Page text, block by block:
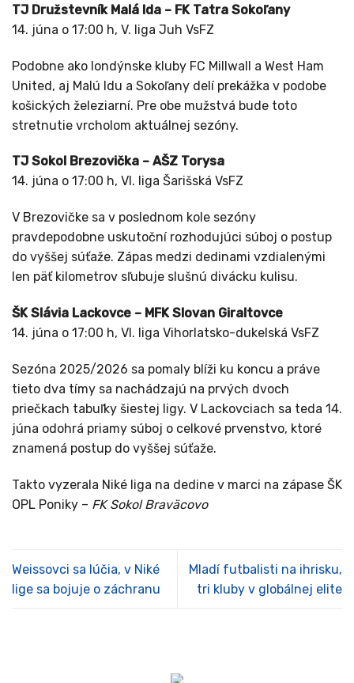
TJ Družstevník Malá Ida – FK Tatra Sokoľany
14. júna o 17:00 h, V. liga Juh VsFZ
Podobne ako londýnske kluby FC Millwall a West Ham
United, aj Malú Idu a Sokoľany delí prekážka v podobe
košických železiarní. Pre obe mužstvá bude toto
stretnutie vrcholom aktuálnej sezóny.
TJ Sokol Brezovička – AŠZ Torysa
14. júna o 17:00 h, VI. liga Šarišská VsFZ
V Brezovičke sa v poslednom kole sezóny
pravdepodobne uskutoční rozhodujúci súboj o postup
do vyššej súťaže. Zápas medzi dedinami vzdialenými
len päť kilometrov sľubuje slušnú divácku kulisu.
ŠK Slávia Lackovce – MFK Slovan Giraltovce
14. júna o 17:00 h, VI. liga Vihorlatsko-dukelská VsFZ
Sezóna 2025/2026 sa pomaly blíži ku koncu a práve
tieto dva tímy sa nachádzajú na prvých dvoch
priečkach tabuľky šiestej ligy. V Lackovciach sa teda 14.
júna odohrá priamy súboj o celkové prvenstvo, ktoré
znamená postup do vyššej súťaže.
Takto vyzerala Niké liga na dedine v marci na zápase ŠK
OPL Poniky – FK Sokol Braväcovo
Weissovci sa lúčia, v Niké
lige sa bojuje o záchranu
Mladí futbalisti na ihrisku,
tri kluby v globálnej elite